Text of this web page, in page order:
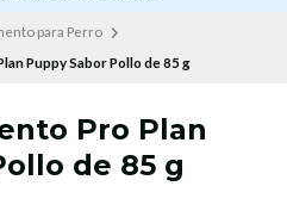
para Perro
Puppy Sabor Pollo de 85 g
Pro Plan
de 85 g